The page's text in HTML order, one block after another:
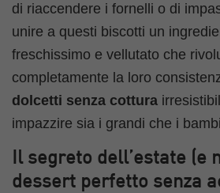
di riaccendere i fornelli o di
unire a questi biscotti un
freschissimo e vellutato che
completamente la loro
dolcetti senza cottura
impazzire sia i grandi che i
Il segreto dell’estate (e
dessert perfetto senza